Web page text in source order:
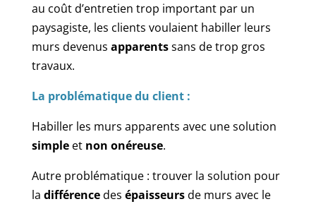
au coût d’entretien trop important par un
paysagiste, les clients voulaient habiller leurs
murs devenus apparentssans de trop gros
travaux.
La problématique du client :
Habiller les murs apparents avec une solution
simpleet non onéreuse.
Autre problématique : trouver la solution pour
la différencedes épaisseursde murs avec le